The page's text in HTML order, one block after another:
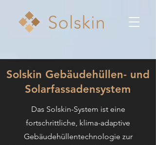
Solskin Gebäudehüllen- und
Solarfassadensystem
Das Solskin-System ist eine
fortschrittliche, klima-adaptive
Gebäudehüllentechnologie zur